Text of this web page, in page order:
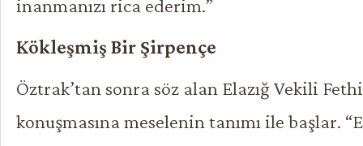
inanmanızı rica ederim.”
Kökleşmiş Bir Şirpençe
Öztrak’tan sonra söz alan Elazığ Vekili
konuşmasına meselenin tanımı ile başlar.